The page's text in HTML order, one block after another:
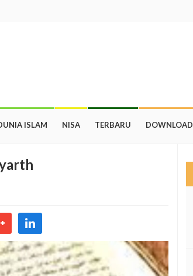
ISLAM NISA TERBARU DOWNLOAD